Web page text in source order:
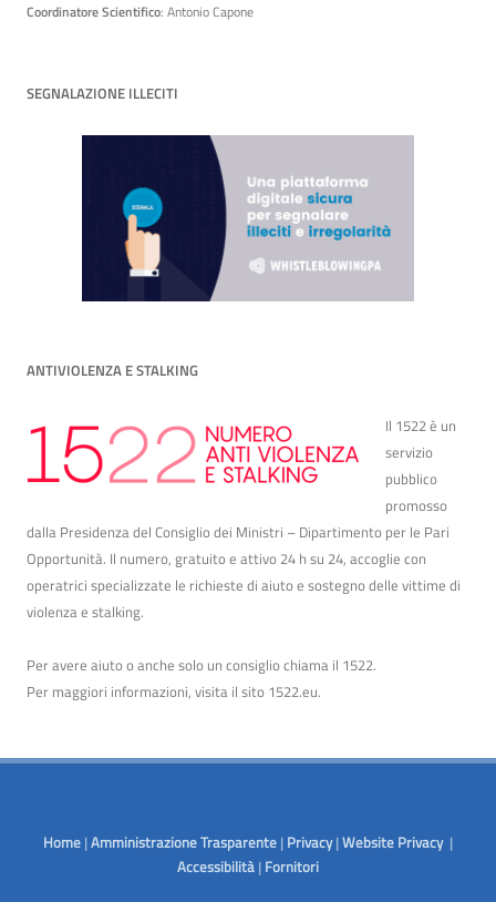
Coordinatore Scientifico: Antonio Capone
SEGNALAZIONE ILLECITI
ANTIVIOLENZA E STALKING
Il 1522 è un
servizio
pubblico
promosso
dalla Presidenza del Consiglio dei Ministri – Dipartimento per le Pari
Opportunità. Il numero, gratuito e attivo 24 h su 24, accoglie con
operatrici specializzate le richieste di aiuto e sostegno delle vittime di
violenza e stalking.
Per avere aiuto o anche solo un consiglio chiama il 1522.
Per maggiori informazioni, visita il sito 1522.eu.
Home |Amministrazione Trasparente | Privacy|Website Privacy |
Accessibilità | Fornitori